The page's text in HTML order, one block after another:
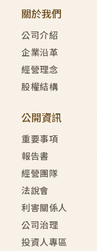
關於我們
公司介紹
企業沿革
經營理念
股權結構
公開資訊
重要事項
報告書
經營團隊
法說會
利害關係人
公司治理
投資人專區